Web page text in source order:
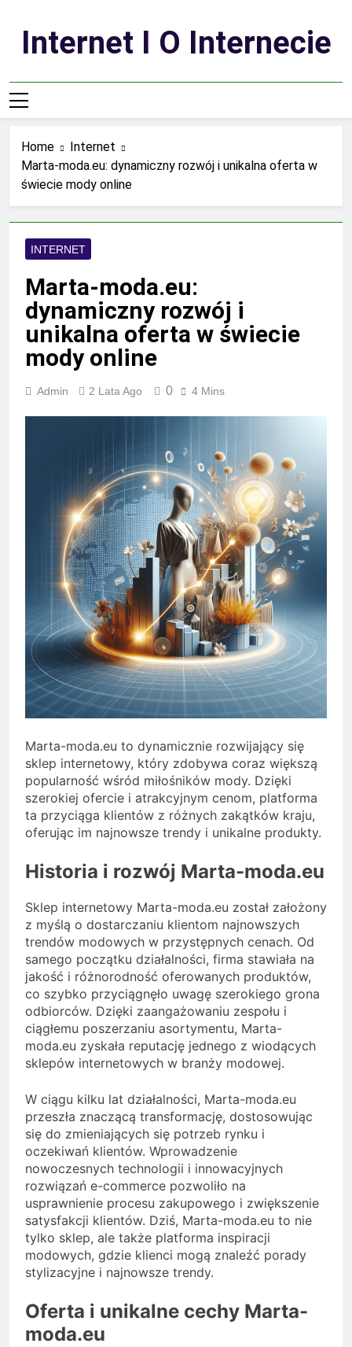
contentInternet I O Internecie
Home
Internet
Marta-moda.eu: dynamiczny rozwój i unikalna oferta w
świecie mody online
INTERNET
Marta-moda.eu:
dynamiczny rozwój i
unikalna oferta w świecie
mody online
Admin 2 Lata Ago 0 4 Mins
Marta-moda.eu to dynamicznie rozwijający się
sklep internetowy, który zdobywa coraz większą
popularność wśród miłośników mody. Dzięki
szerokiej ofercie i atrakcyjnym cenom, platforma
ta przyciąga klientów z różnych zakątków kraju,
oferując im najnowsze trendy i unikalne produkty.
Historia i rozwój Marta-moda.eu
Sklep internetowy Marta-moda.eu został założony
z myślą o dostarczaniu klientom najnowszych
trendów modowych w przystępnych cenach. Od
samego początku działalności, firma stawiała na
jakość i różnorodność oferowanych produktów,
co szybko przyciągnęło uwagę szerokiego grona
odbiorców. Dzięki zaangażowaniu zespołu i
ciągłemu poszerzaniu asortymentu, Marta-
moda.eu zyskała reputację jednego z wiodących
sklepów internetowych w branży modowej.
W ciągu kilku lat działalności, Marta-moda.eu
przeszła znaczącą transformację, dostosowując
się do zmieniających się potrzeb rynku i
oczekiwań klientów. Wprowadzenie
nowoczesnych technologii i innowacyjnych
rozwiązań e-commerce pozwoliło na
usprawnienie procesu zakupowego i zwiększenie
satysfakcji klientów. Dziś, Marta-moda.eu to nie
tylko sklep, ale także platforma inspiracji
modowych, gdzie klienci mogą znaleźć porady
stylizacyjne i najnowsze trendy.
Oferta i unikalne cechy Marta-
moda.eu